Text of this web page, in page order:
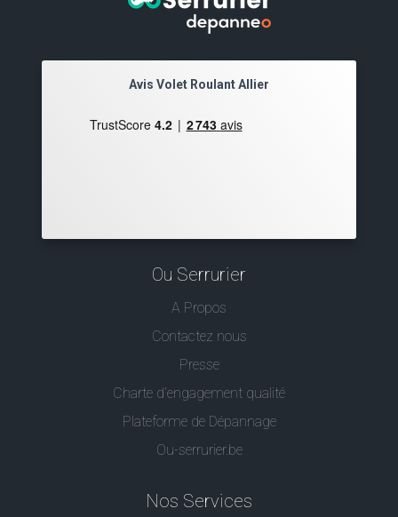
Avis Volet Roulant Allier
Ou Serrurier
A Propos
Contactez nous
Presse
Charte d’engagement qualité
Plateforme de Dépannage
Ou-serrurier.be
Nos Services